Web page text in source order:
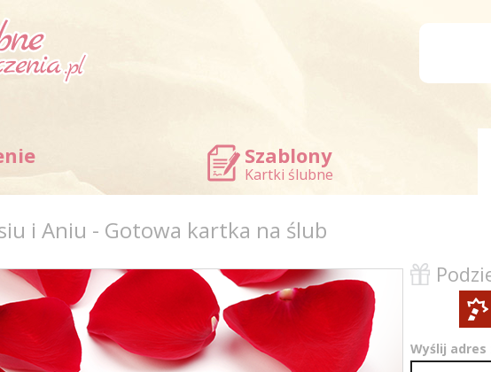
Szablony
Kartki ślubne
i Aniu - Gotowa kartka na ślub
Wyślij